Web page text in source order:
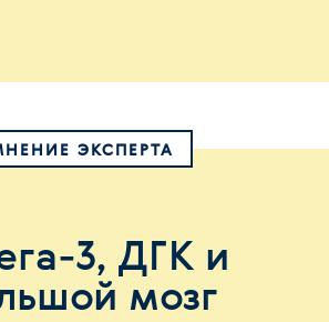
ЭКСПЕРТА
3, ДГК и
мозг